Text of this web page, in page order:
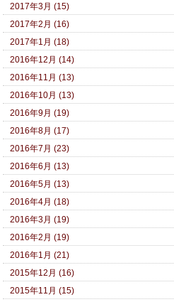
2017年3月 (15)
2017年2月 (16)
2017年1月 (18)
2016年12月 (14)
2016年11月 (13)
2016年10月 (13)
2016年9月 (19)
2016年8月 (17)
2016年7月 (23)
2016年6月 (13)
2016年5月 (13)
2016年4月 (18)
2016年3月 (19)
2016年2月 (19)
2016年1月 (21)
2015年12月 (16)
2015年11月 (15)